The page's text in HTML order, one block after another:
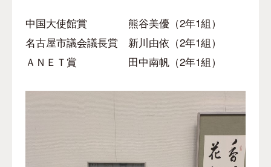
中国大使館賞 熊谷美優（2年1組）
名古屋市議会議長賞 新川由依（2年1組）
ＡＮＥＴ賞 田中南帆（2年1組）